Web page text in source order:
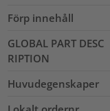
Förp innehåll
GLOBAL PART DESC
RIPTION
Huvudegenskaper